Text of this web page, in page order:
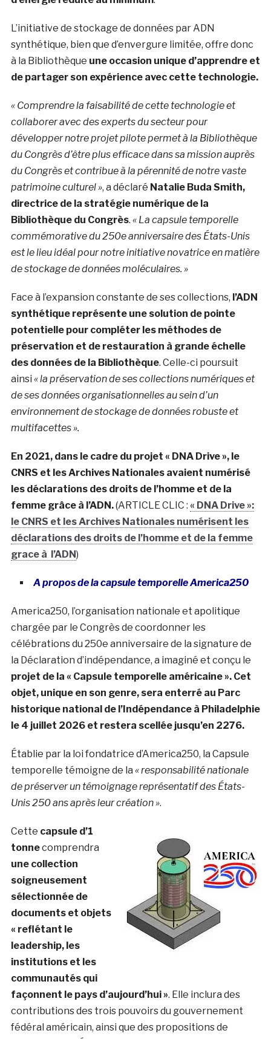
L’initiative de stockage de données par ADN
synthétique, bien que d’envergure limitée, offre donc
à la Bibliothèque une occasion unique d’apprendre et
de partager son expérience avec cette technologie.
« Comprendre la faisabilité de cette technologie et
collaborer avec des experts du secteur pour
développer notre projet pilote permet à la Bibliothèque
du Congrès d’être plus efficace dans sa mission auprès
du Congrès et contribue à la pérennité de notre vaste
patrimoine culturel », a déclaré Natalie Buda Smith,
directrice de la stratégie numérique de la
Bibliothèque du Congrès. « La capsule temporelle
commémorative du 250e anniversaire des États-Unis
estle lieu idéal pour notre initiative novatrice en matière
de stockage de données moléculaires. »
Face à l’expansion constante de ses collections, l’ADN
synthétique représente une solution de pointe
potentielle pour compléter les méthodes de
préservation et de restauration à grande échelle
des données de la Bibliothèque. Celle-ci poursuit
ainsi « la préservation de ses collections numériques et
de ses données organisationnelles au sein d’un
environnement de stockage de données robuste et
multifacettes ».
En 2021, dans le cadre du projet « DNA Drive », le
CNRS et les Archives Nationales avaient numérisé
les déclarations des droits de l’homme et de la
femme grâce à l’ADN.(ARTICLE CLIC : « DNA Drive »:
le CNRS et les Archives Nationales numérisent les
déclarations des droits de l’homme et de la femme
grace à l’ADN)
A propos de lacapsule temporelleAmerica250
America250, l’organisation nationale et apolitique
chargée par le Congrès de coordonner les
célébrations du 250e anniversaire de la signature de
la Déclaration d’indépendance, a imaginé et conçu le
projet de la « Capsule temporelle américaine ». Cet
objet, unique en son genre, sera enterré au Parc
historique national de l’Indépendance à Philadelphie
le 4 juillet 2026 et restera scellée jusqu’en 2276.
Établie par la loi fondatrice d’America250, la Capsule
temporelle témoigne de la « responsabilité nationale
de préserver un témoignage représentatif des États-
Unis 250 ans après leur création ».
Cette capsule d’1
tonnecomprendra
une collection
soigneusement
sélectionnée de
documents et objets
« reflétant le
leadership, les
institutions et les
communautés qui
façonnent le pays d’aujourd’hui ». Elle inclura des
contributions des trois pouvoirs du gouvernement
fédéral américain, ainsi que des propositions de